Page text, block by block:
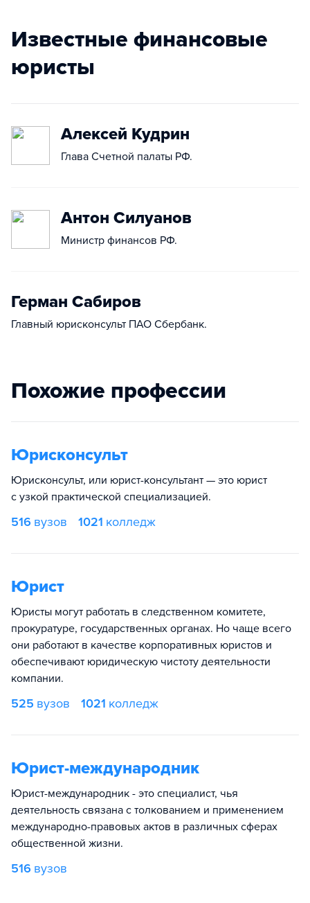
Известные финансовые
юристы
Алексей Кудрин
Глава Счетной палаты РФ.
Антон Силуанов
Министр финансов РФ.
Герман Сабиров
Главный юрисконсульт ПАО Сбербанк.
Похожие профессии
Юрисконсульт
Юрисконсульт, или юрист-консультант — это юрист
с узкой практической специализацией.
516 вузов 1021 колледж
Юрист
Юристы могут работать в следственном комитете,
прокуратуре, государственных органах. Но чаще всего
они работают в качестве корпоративных юристов и
обеспечивают юридическую чистоту деятельности
компании.
525 вузов 1021 колледж
Юрист-международник
Юрист-международник - это специалист, чья
деятельность связана с толкованием и применением
международно-правовых актов в различных сферах
общественной жизни.
516 вузов